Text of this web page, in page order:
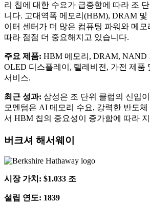
리 칩에 대한 수요가 급증함에 따라 조
니다. 고대역폭 메모리(HBM), DRAM 및
이터 센터가 더 많은 컴퓨팅 파워와 메모
따라 점점 더 중요해지고 있습니다.
주요 제품: HBM 메모리, DRAM, NAND
OLED 디스플레이, 텔레비전, 가전 제품
서비스.
최근 성과: 삼성은 조 단위 클럽의 신입
모멘텀은 AI 메모리 수요, 강력한 반도체
서 HBM 칩의 중요성이 증가함에 따라
버크셔 해서웨이
시장 가치: $1.033 조
설립 연도: 1839